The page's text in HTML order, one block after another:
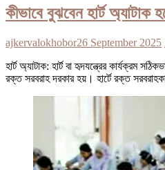
কীভাবে বুঝবেন হার্ট অ্যাটাক
ajkervalokhobor26 September 2025
হার্ট অ্যাটাক: হার্ট বা হৃদযন্ত্রের কার্যক্রম
রক্ত সরবরাহ দরকার হয়। হার্টে রক্ত